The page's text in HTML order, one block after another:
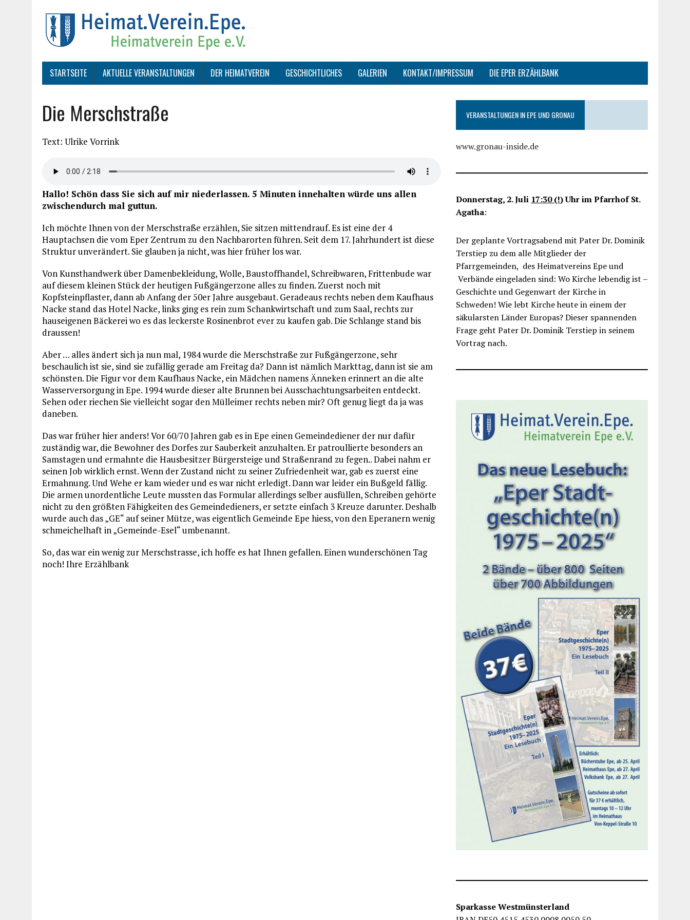
STARTSEITE AKTUELLE VERANSTALTUNGEN DER HEIMATVEREIN GESCHICHTLICHES GALERIEN KONTAKT/IMPRESSUM DIE EPER ERZÄHLBANK
Die Merschstraße
Text: Ulrike Vorrink
Hallo! Schön dass Sie sich auf mir niederlassen. 5 Minuten innehalten würde uns allen
zwischendurch mal guttun.
Ich möchte Ihnen von der Merschstraße erzählen, Sie sitzen mittendrauf. Es ist eine der 4
Hauptachsen die vom Eper Zentrum zu den Nachbarorten führen. Seit dem 17. Jahrhundert ist diese
Struktur unverändert. Sie glauben ja nicht, was hier früher los war.
Von Kunsthandwerk über Damenbekleidung, Wolle, Baustoffhandel, Schreibwaren, Frittenbude war
auf diesem kleinen Stück der heutigen Fußgängerzone alles zu finden. Zuerst noch mit
Kopfsteinpflaster, dann ab Anfang der 50er Jahre ausgebaut. Geradeaus rechts neben dem Kaufhaus
Nacke stand das Hotel Nacke, links ging es rein zum Schankwirtschaft und zum Saal, rechts zur
hauseigenen Bäckerei wo es das leckerste Rosinenbrot ever zu kaufen gab. Die Schlange stand bis
draussen!
Aber … alles ändert sich ja nun mal, 1984 wurde die Merschstraße zur Fußgängerzone, sehr
beschaulich ist sie, sind sie zufällig gerade am Freitag da? Dann ist nämlich Markttag, dann ist sie am
schönsten. Die Figur vor dem Kaufhaus Nacke, ein Mädchen namens Änneken erinnert an die alte
Wasserversorgung in Epe. 1994 wurde dieser alte Brunnen bei Ausschachtungsarbeiten entdeckt.
Sehen oder riechen Sie vielleicht sogar den Mülleimer rechts neben mir? Oft genug liegt da ja was
daneben.
Das war früher hier anders! Vor 60/70 Jahren gab es in Epe einen Gemeindediener der nur dafür
zuständig war, die Bewohner des Dorfes zur Sauberkeit anzuhalten. Er patroullierte besonders an
Samstagen und ermahnte die Hausbesitzer Bürgersteige und Straßenrand zu fegen.. Dabei nahm er
seinen Job wirklich ernst. Wenn der Zustand nicht zu seiner Zufriedenheit war, gab es zuerst eine
Ermahnung. Und Wehe er kam wieder und es war nicht erledigt. Dann war leider ein Bußgeld fällig.
Die armen unordentliche Leute mussten das Formular allerdings selber ausfüllen, Schreiben gehörte
nicht zu den größten Fähigkeiten des Gemeindedieners, er setzte einfach 3 Kreuze darunter. Deshalb
wurde auch das „GE“ auf seiner Mütze, was eigentlich Gemeinde Epe hiess, von den Eperanern wenig
schmeichelhaft in „Gemeinde-Esel“ umbenannt.
So, das war ein wenig zur Merschstrasse, ich hoffe es hat Ihnen gefallen. Einen wunderschönen Tag
noch! Ihre Erzählbank
VERANSTALTUNGEN IN EPE UND GRONAU
www.gronau-inside.de
Donnerstag, 2. Juli 17:30 (!) Uhr im Pfarrhof St.
Agatha:
Der geplante Vortragsabend mit Pater Dr. Dominik
Terstiep zu dem alle Mitglieder der
Pfarrgemeinden, des Heimatvereins Epe und
Verbände eingeladen sind: Wo Kirche lebendig ist –
Geschichte und Gegenwart der Kirche in
Schweden! Wie lebt Kirche heute in einem der
säkularsten Länder Europas? Dieser spannenden
Frage geht Pater Dr. Dominik Terstiep in seinem
Vortrag nach.
Sparkasse Westmünsterland